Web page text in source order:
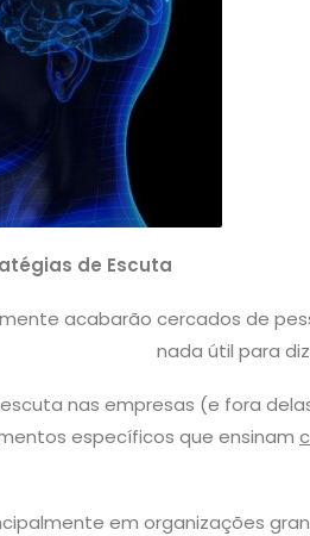
de Escuta
acabarão cercados de
nada útil para
nas empresas (e fora
específicos que ensinam
em organizações